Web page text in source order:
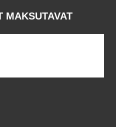
MAKSUTAVAT